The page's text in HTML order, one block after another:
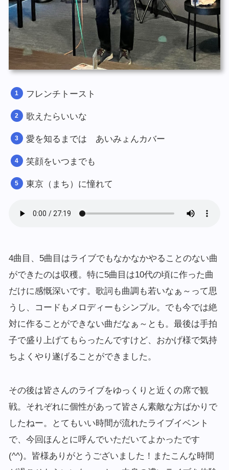
フレンチトースト
歌えたらいいな
愛を知るまでは あいみょんカバー
笑顔をいつまでも
東京（まち）に憧れて
4曲目、5曲目はライブでもなかなかやることのない曲
ができたのは収穫。特に5曲目は10代の頃に作った曲
だけに感慨深いです。歌詞も曲調も若いなぁ～って思
うし、コードもメロディーもシンプル。でも今では絶
対に作ることができない曲だなぁ～とも。最後は手拍
子で盛り上げてもらったんですけど、おかげ様で気持
ちよくやり遂げることができました。
その後は皆さんのライブをゆっくりと近くの席で観
戦。それぞれに個性があって皆さん素敵な方ばかりで
したねー。とてもいい時間が流れたライブイベント
で、今回ほんとに呼んでいただいてよかったです
(^^)。皆様ありがとうございました！またこんな時間